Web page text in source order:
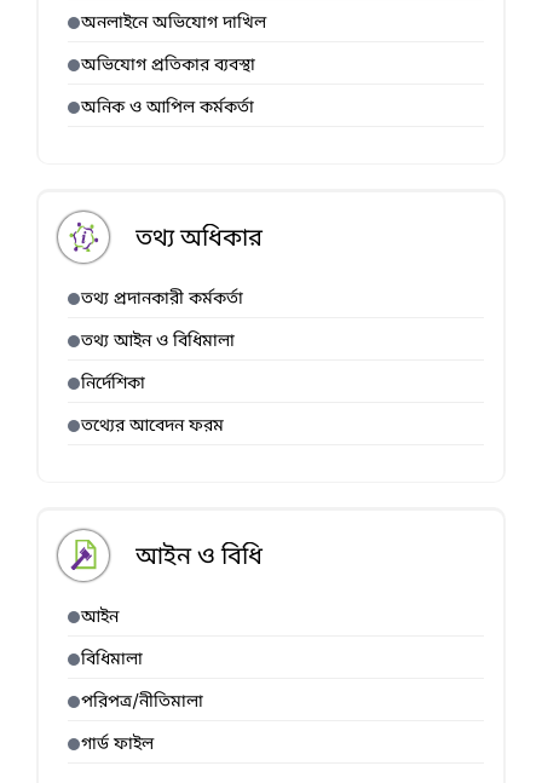
অনলাইনে অভিযোগ দাখিল
অভিযোগ প্রতিকার ব্যবস্থা
অনিক ও আপিল কর্মকর্তা
তথ্য অধিকার
তথ্য প্রদানকারী কর্মকর্তা
তথ্য আইন ও বিধিমালা
নির্দেশিকা
তথ্যের আবেদন ফরম
আইন ও বিধি
আইন
বিধিমালা
পরিপত্র/নীতিমালা
গার্ড ফাইল